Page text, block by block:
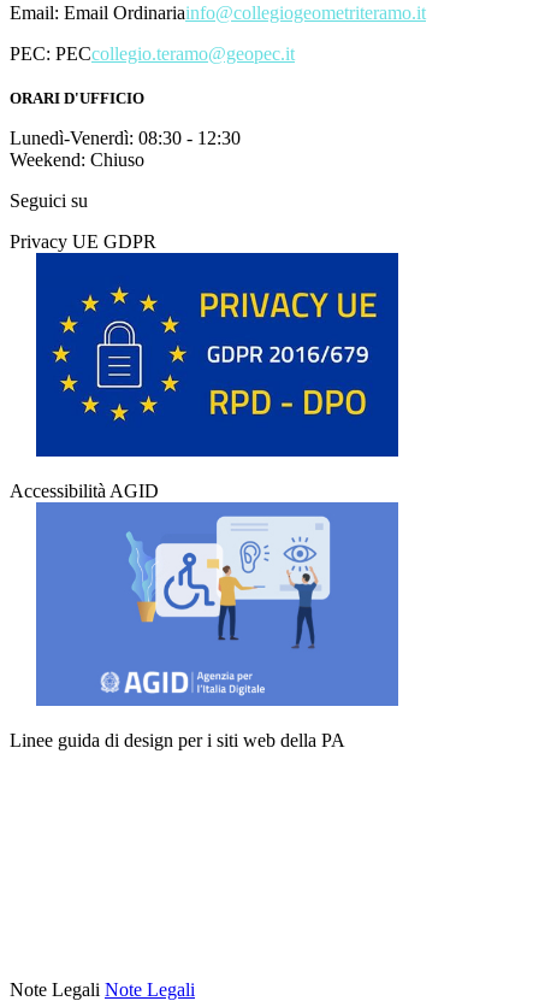
Email: Email Ordinariainfo@collegiogeometriteramo.it
PEC: PECcollegio.teramo@geopec.it
ORARI D'UFFICIO
Lunedì-Venerdì: 08:30 - 12:30
Weekend: Chiuso
Seguici su
Privacy UE GDPR
Accessibilità AGID
Linee guida di design per i siti web della PA
Note Legali Note Legali